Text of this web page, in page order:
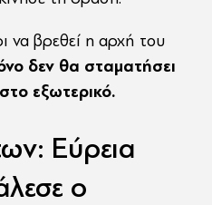
να βρεθεί η αρχή του
δεν θα σταματήσει
εξωτερικό.
Εύρεια
ο